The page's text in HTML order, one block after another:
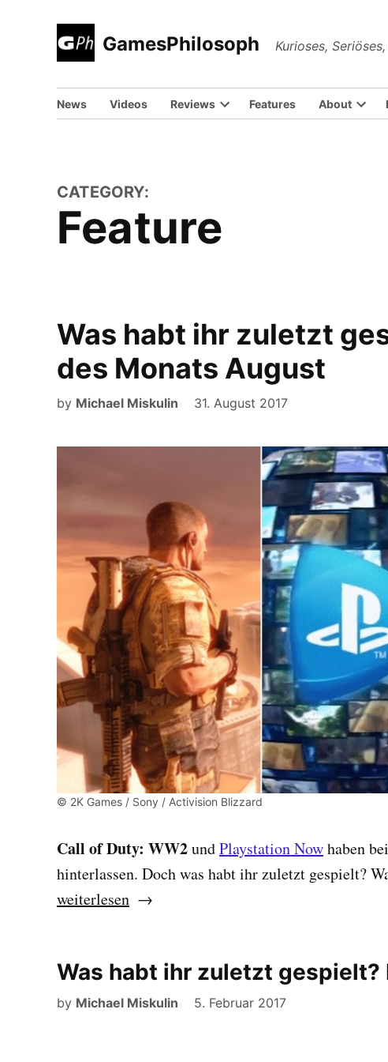
GamesPhilosoph Kurioses,
News Videos Reviews Features About
CATEGORY:
Feature
Was habt ihr zuletzt
des Monats August
by Michael Miskulin 31. August 2017
© 2K Games / Sony / Activision Blizzard
Call of Duty: WW2undPlaystation Nowhaben
hinterlassen. Doch was habt ihr zuletzt gespielt?
„Was
zuletzt
gespielt?
weiterlesen
Was habt ihr zuletzt gespielt?
by Michael Miskulin 5. Februar 2017